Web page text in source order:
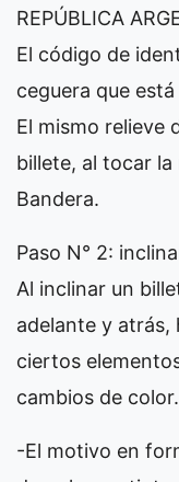
REPÚBLICA
El código de
ceguera que
El mismo relieve
billete, al tocar
Bandera.
Paso N° 2:
Al inclinar un
adelante y atrás,
ciertos
cambios de
-El motivo en